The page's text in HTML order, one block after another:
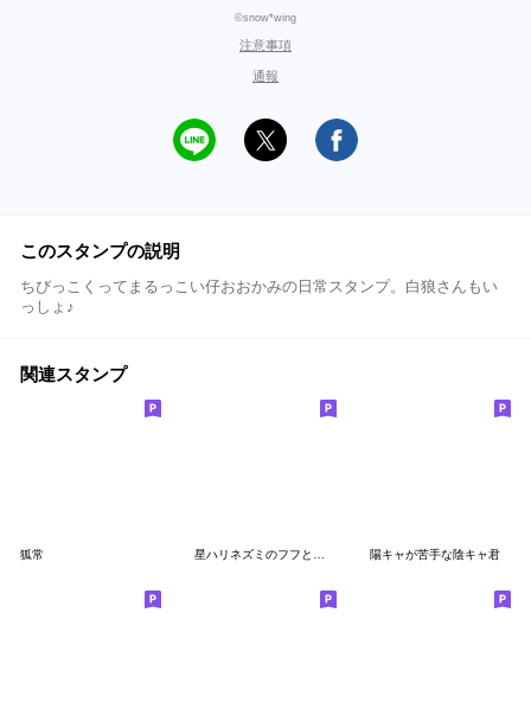
©snow*wing
注意事項
通報
このスタンプの説明
ちびっこくってまるっこい仔おおかみの日常スタンプ。白狼さんもい
っしょ♪
関連スタンプ
狐常 星ハリネズミのフフと宙キツネのクン 陽キャが苦手な陰キャ君